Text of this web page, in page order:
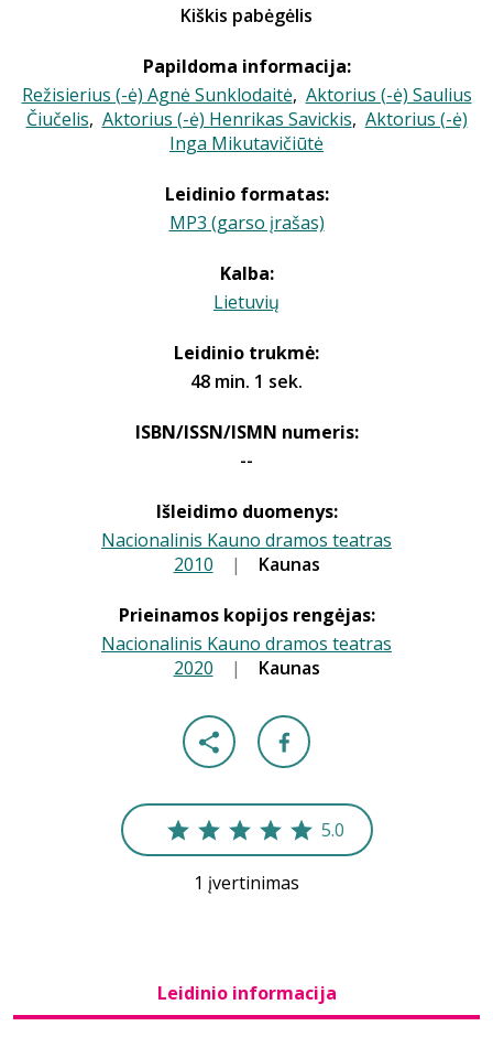
Kiškis pabėgėlis
Papildoma informacija:
Režisierius (-ė) Agnė Sunklodaitė, Aktorius (-ė) Saulius
Čiučelis, Aktorius (-ė) Henrikas Savickis, Aktorius (-ė)
Inga Mikutavičiūtė
Leidinio formatas:
MP3 (garso įrašas)
Kalba:
Lietuvių
Leidinio trukmė:
48 min. 1 sek.
ISBN/ISSN/ISMN numeris:
--
Išleidimo duomenys:
Nacionalinis Kauno dramos teatras
2010 | Kaunas
Prieinamos kopijos rengėjas:
Nacionalinis Kauno dramos teatras
2020 | Kaunas
5.0
1 įvertinimas
Leidinio informacija